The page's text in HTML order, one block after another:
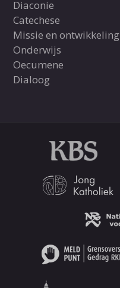
Diaconie
Catechese
Missie en ontwikkeling
Onderwijs
Oecumene
Dialoog